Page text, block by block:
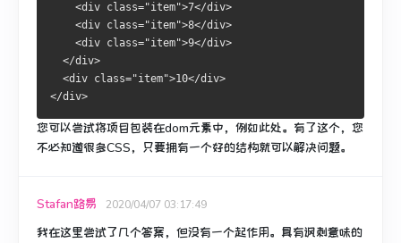
    <div class="item">7</div>
    <div class="item">8</div>
    <div class="item">9</div>
  </div>
  <div class="item">10</div>
</div>
您可以尝试将项目包装在dom元素中，例如此处。 有了这个，您
不必知道很多CSS，只要拥有一个好的结构就可以解决问题。
Stafan路易 2020/04/07 03:17:49
我在这里尝试了几个答案，但没有一个起作用。 具有讽刺意味的